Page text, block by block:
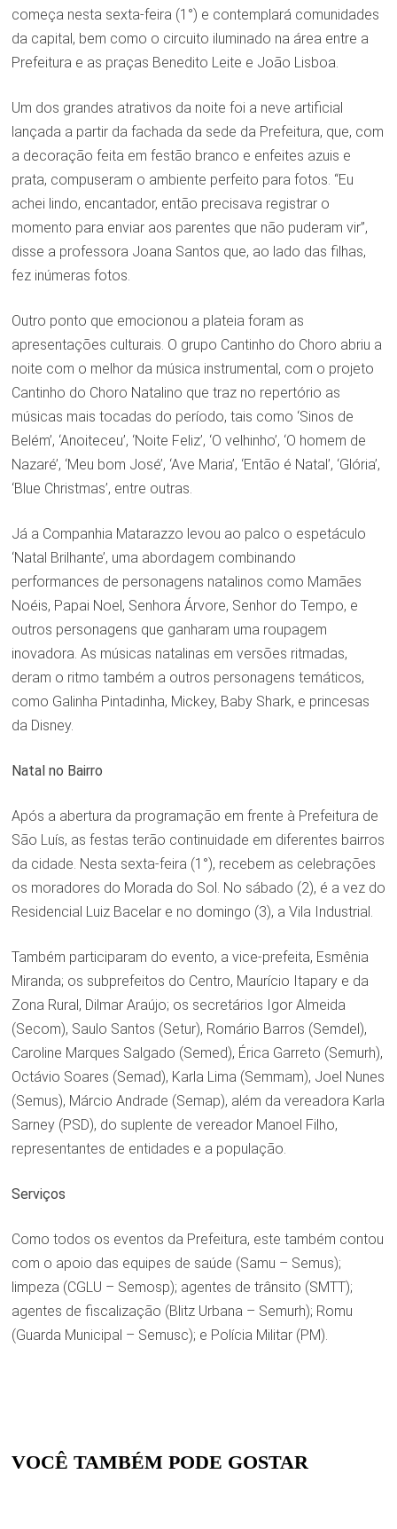
começa nesta sexta-feira (1°) e contemplará comunidades
da capital, bem como o circuito iluminado na área entre a
Prefeitura e as praças Benedito Leite e João Lisboa.
Um dos grandes atrativos da noite foi a neve artificial
lançada a partir da fachada da sede da Prefeitura, que, com
a decoração feita em festão branco e enfeites azuis e
prata, compuseram o ambiente perfeito para fotos. “Eu
achei lindo, encantador, então precisava registrar o
momento para enviar aos parentes que não puderam vir”,
disse a professora Joana Santos que, ao lado das filhas,
fez inúmeras fotos.
Outro ponto que emocionou a plateia foram as
apresentações culturais. O grupo Cantinho do Choro abriu a
noite com o melhor da música instrumental, com o projeto
Cantinho do Choro Natalino que traz no repertório as
músicas mais tocadas do período, tais como ‘Sinos de
Belém’, ‘Anoiteceu’, ‘Noite Feliz’, ‘O velhinho’, ‘O homem de
Nazaré’, ‘Meu bom José’, ‘Ave Maria’, ‘Então é Natal’, ‘Glória’,
‘Blue Christmas’, entre outras.
Já a Companhia Matarazzo levou ao palco o espetáculo
‘Natal Brilhante’, uma abordagem combinando
performances de personagens natalinos como Mamães
Noéis, Papai Noel, Senhora Árvore, Senhor do Tempo, e
outros personagens que ganharam uma roupagem
inovadora. As músicas natalinas em versões ritmadas,
deram o ritmo também a outros personagens temáticos,
como Galinha Pintadinha, Mickey, Baby Shark, e princesas
da Disney.
Natal no Bairro
Após a abertura da programação em frente à Prefeitura de
São Luís, as festas terão continuidade em diferentes bairros
da cidade. Nesta sexta-feira (1°), recebem as celebrações
os moradores do Morada do Sol. No sábado (2), é a vez do
Residencial Luiz Bacelar e no domingo (3), a Vila Industrial.
Também participaram do evento, a vice-prefeita, Esmênia
Miranda; os subprefeitos do Centro, Maurício Itapary e da
Zona Rural, Dilmar Araújo; os secretários Igor Almeida
(Secom), Saulo Santos (Setur), Romário Barros (Semdel),
Caroline Marques Salgado (Semed), Érica Garreto (Semurh),
Octávio Soares (Semad), Karla Lima (Semmam), Joel Nunes
(Semus), Márcio Andrade (Semap), além da vereadora Karla
Sarney (PSD), do suplente de vereador Manoel Filho,
representantes de entidades e a população.
Serviços
Como todos os eventos da Prefeitura, este também contou
com o apoio das equipes de saúde (Samu – Semus);
limpeza (CGLU – Semosp); agentes de trânsito (SMTT);
agentes de fiscalização (Blitz Urbana – Semurh); Romu
(Guarda Municipal – Semusc); e Polícia Militar (PM).
VOCÊ TAMBÉM PODE GOSTAR